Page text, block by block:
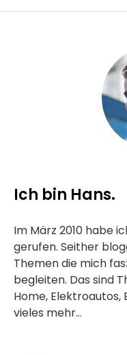
Ich bin Hans.
Im März 2010 habe
gerufen. Seither
Themen die mich
begleiten. Das sind
Home, Elektroautos,
vieles mehr...